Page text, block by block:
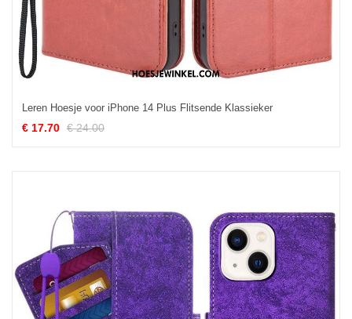
Leren Hoesje voor iPhone 14 Plus Flitsende Klassieker
€ 17.70 € 24.00